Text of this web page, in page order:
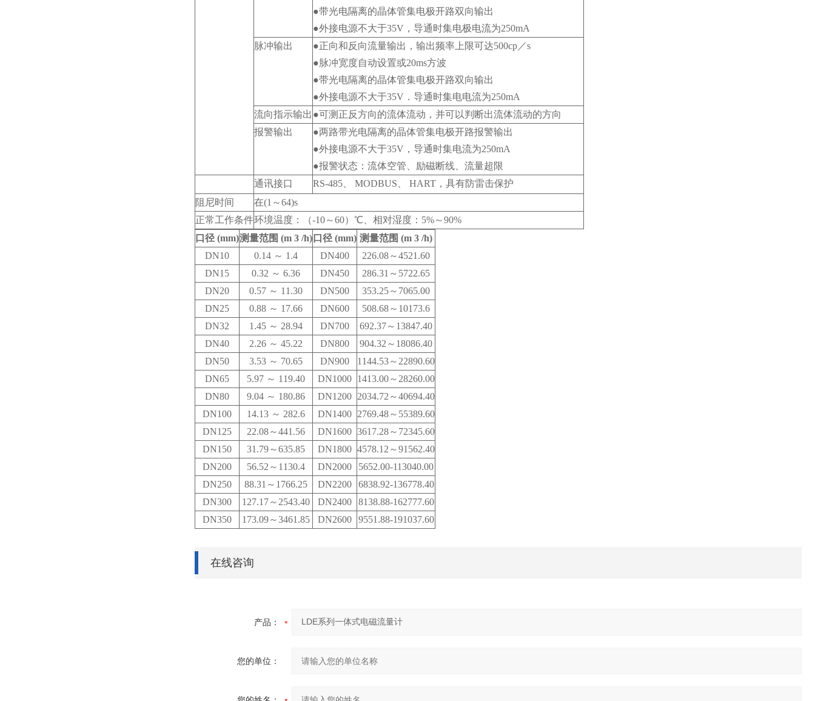
●带光电隔离的晶体管集电极开路双向输出
●外接电源不大于35V，导通时集电极电流为250mA
脉冲输出
●正向和反向流量输出，输出频率上限可达500cp／s
●脉冲宽度自动设置或20ms方波
●带光电隔离的晶体管集电极开路双向输出
●外接电源不大于35V．导通时集电电流为250mA
流向指示输出 ●可测正反方向的流体流动，并可以判断出流体流动的方向
报警输出
●两路带光电隔离的晶体管集电极开路报警输出
●外接电源不大于35V，导通时集电流为250mA
●报警状态：流体空管、励磁断线、流量超限
通讯接口
RS-485 、 MODBUS、 HART，具有防雷击保护
阻尼时间
在(1～64)s
正常工作条件环境温度：（-10～60）℃、相对湿度：5%～90%
口径 (mm)测量范围 (m 3 /h) 口径 (mm) 测量范围 (m 3 /h)
DN10
0.14 ～ 1.4 DN400 226.08～4521.60
DN15
0.32 ～ 6.36 DN450 286.31 ～5722.65
DN20
0.57 ～ 11.30 DN500 353.25～7065.00
DN25
0.88 ～ 17.66 DN600 508.68～10173.6
DN32
1.45 ～ 28.94 DN700 692.37～13847.40
DN40
2.26 ～ 45.22 DN800 904.32 ～18086.40
DN50
3.53 ～ 70.65 DN900 1144.53～22890.60
DN65
5.97 ～ 119.40 DN1000 1413.00～28260.00
DN80
9.04 ～ 180.86 DN1200 2034.72 ～40694.40
DN100
14.13 ～ 282.6 DN1400 2769.48～55389.60
DN125
22.08～441.56 DN1600 3617.28～72345.60
DN150
31.79～635.85 DN1800 4578.12 ～91562.40
DN200
56.52 ～1130.4 DN2000
5652.00-113040.00
DN250
88.31 ～1766.25 DN2200
6838.92-136778.40
DN300
127.17～2543.40 DN2400
8138.88-162777.60
DN350
173.09～3461.85 DN2600 9551.88-191037.60
在线咨询
产品：
您的单位：